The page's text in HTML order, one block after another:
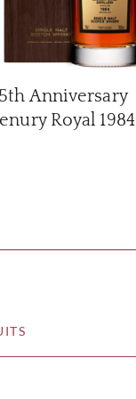
Anniversary
Royal 1984